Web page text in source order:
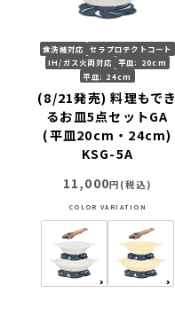
食洗機対応
セラプロテクトコート
IH/ガス火両対応
平皿: 20cm
平皿: 24cm
(8/21発売) 料理もでき
るお皿5点セットGA
(平皿20cm・24cm)
KSG-5A
11,000円(税込)